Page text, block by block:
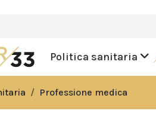
Politica sanitaria
Professione medica